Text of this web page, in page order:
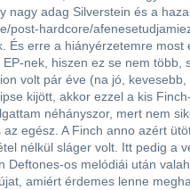
nagy adag Silverstein és a
post-hardcore/
És erre a hiányérzetemre
EP-nek, hiszen ez se nem több,
volt pár éve (na jó,
kijött, akkor ezzel a kis
néhányszor, mert nem
az egész. A Finch anno azért
nélkül sláger volt. Itt pedig a
Deftones-os melódiái után
amiért érdemes lenne